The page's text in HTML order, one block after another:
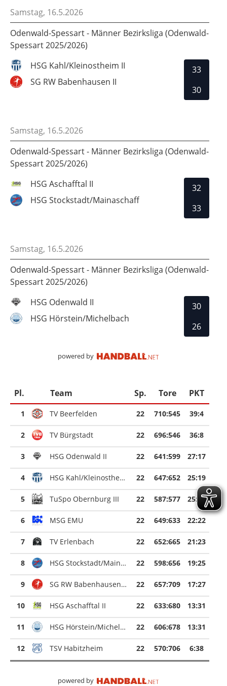
Samstag, 16.5.2026
Odenwald-Spessart - Männer Bezirksliga (Odenwald-
Spessart 2025/2026)
HSG Kahl/Kleinostheim II
SG RW Babenhausen II
33
30
Samstag, 16.5.2026
Odenwald-Spessart - Männer Bezirksliga (Odenwald-
Spessart 2025/2026)
HSG Aschafftal II
HSG Stockstadt/Mainaschaff
32
33
Samstag, 16.5.2026
Odenwald-Spessart - Männer Bezirksliga (Odenwald-
Spessart 2025/2026)
HSG Odenwald II
HSG Hörstein/Michelbach
30
26
powered by
Pl. Team Sp. Tore PKT
1 TV Beerfelden 22 710:545 39:4
2 TV Bürgstadt 22 696:546 36:8
3 HSG Odenwald II 22 641:599 27:17
4 HSG Kahl/Kleinostheim II 22 647:652 25:19
5 TuSpo Obernburg III 22 587:577 25:19
6 MSG EMU 22 649:633 22:22
7 TV Erlenbach 22 652:665 21:23
8 HSG Stockstadt/Mainaschaff 22 598:656 19:25
9 SG RW Babenhausen II 22 657:709 17:27
10 HSG Aschafftal II 22 633:680 13:31
11 HSG Hörstein/Michelbach 22 606:678 13:31
12 TSV Habitzheim 22 570:706 6:38
powered by